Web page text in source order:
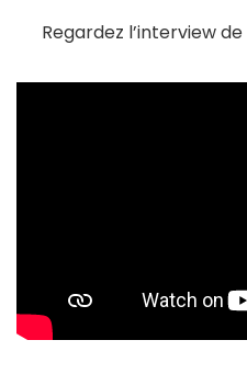
Regardez l’interview de